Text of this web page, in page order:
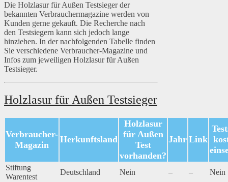
Die Holzlasur für Außen Testsieger der
bekannten Verbrauchermagazine werden von
Kunden gerne gekauft. Die Recherche nach
den Testsiegern kann sich jedoch lange
hinziehen. In der nachfolgenden Tabelle finden
Sie verschiedene Verbraucher-Magazine und
Infos zum jeweiligen Holzlasur für Außen
Testsieger.
Holzlasur für Außen Testsieger
Verbraucher-
Magazin
Herkunftsland
Holzlasur
für Außen
Test
vorhanden?
Jahr Link
Stiftung
Warentest
Deutschland Nein – –
Nein